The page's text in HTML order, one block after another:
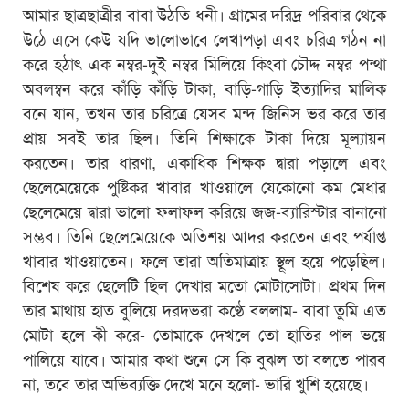
আমার ছাত্রছাত্রীর বাবা উঠতি ধনী। গ্রামের দরিদ্র পরিবার থেকে
উঠে এসে কেউ যদি ভালোভাবে লেখাপড়া এবং চরিত্র গঠন না
করে হঠাৎ এক নম্বর-দুই নম্বর মিলিয়ে কিংবা চৌদ্দ নম্বর পন্থা
অবলম্বন করে কাঁড়ি কাঁড়ি টাকা, বাড়ি-গাড়ি ইত্যাদির মালিক
বনে যান, তখন তার চরিত্রে যেসব মন্দ জিনিস ভর করে তার
প্রায় সবই তার ছিল। তিনি শিক্ষাকে টাকা দিয়ে মূল্যায়ন
করতেন। তার ধারণা, একাধিক শিক্ষক দ্বারা পড়ালে এবং
ছেলেমেয়েকে পুষ্টিকর খাবার খাওয়ালে যেকোনো কম মেধার
ছেলেমেয়ে দ্বারা ভালো ফলাফল করিয়ে জজ-ব্যারিস্টার বানানো
সম্ভব। তিনি ছেলেমেয়েকে অতিশয় আদর করতেন এবং পর্যাপ্ত
খাবার খাওয়াতেন। ফলে তারা অতিমাত্রায় স্থূল হয়ে পড়েছিল।
বিশেষ করে ছেলেটি ছিল দেখার মতো মোটাসোটা। প্রথম দিন
তার মাথায় হাত বুলিয়ে দরদভরা কণ্ঠে বললাম- বাবা তুমি এত
মোটা হলে কী করে- তোমাকে দেখলে তো হাতির পাল ভয়ে
পালিয়ে যাবে। আমার কথা শুনে সে কি বুঝল তা বলতে পারব
না, তবে তার অভিব্যক্তি দেখে মনে হলো- ভারি খুশি হয়েছে।